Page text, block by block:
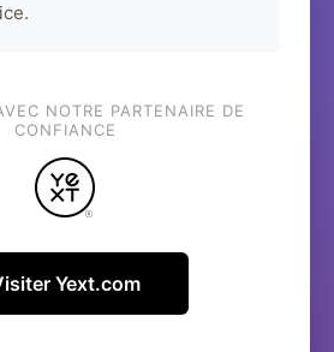
NOTRE PARTENAIRE DE
CONFIANCE
Yext.com